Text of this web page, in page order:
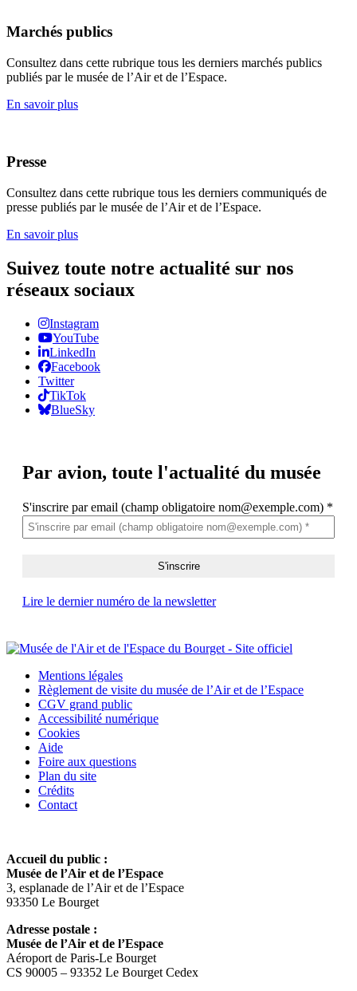
Marchés publics
Consultez dans cette rubrique tous les derniers marchés publics
publiés par le musée de l’Air et de l’Espace.
En savoir plus
Presse
Consultez dans cette rubrique tous les derniers communiqués de
presse publiés par le musée de l’Air et de l’Espace.
En savoir plus
Suivez toute notre actualité sur nos
réseaux sociaux
Instagram
YouTube
LinkedIn
Facebook
Twitter
TikTok
BlueSky
Par avion, toute l'actualité du musée
S'inscrire par email (champ obligatoire nom@exemple.com) *
Lire le dernier numéro de la newsletter
Mentions légales
Règlement de visite du musée de l’Air et de l’Espace
CGV grand public
Accessibilité numérique
Cookies
Aide
Foire aux questions
Plan du site
Crédits
Contact
Accueil du public :
Musée de l’Air et de l’Espace
3, esplanade de l’Air et de l’Espace
93350 Le Bourget
Adresse postale :
Musée de l’Air et de l’Espace
Aéroport de Paris-Le Bourget
CS 90005 – 93352 Le Bourget Cedex